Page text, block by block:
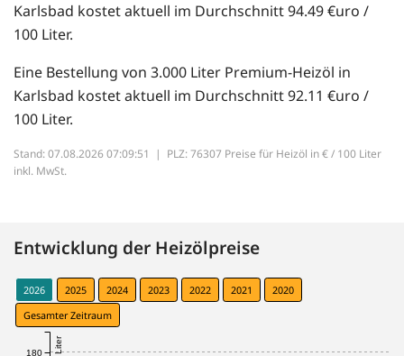
Karlsbad kostet aktuell im Durchschnitt 94.49 €uro /
100 Liter.
Eine Bestellung von 3.000 Liter Premium-Heizöl in
Karlsbad kostet aktuell im Durchschnitt 92.11 €uro /
100 Liter.
Stand: 07.08.2026 07:09:51 | PLZ: 76307 Preise für Heizöl in € / 100 Liter
inkl. MwSt.
Entwicklung der Heizölpreise
2026 2025 2024 2023 2022 2021
2020
Gesamter Zeitraum
180